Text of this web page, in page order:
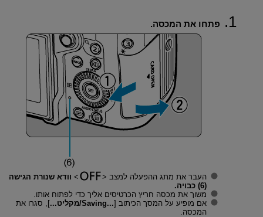
פתחו את המכסה.
העבר את מתג ההפעלה למצב
וודא שנורת הגישה
(6) כבויה.
משוך את מכסה חריץ הכרטיסים אליך כדי לפתוח אותו.
אם מופיע על המסך הכיתוב [Saving...‎/מקליט...
], סגרו את
המכסה.